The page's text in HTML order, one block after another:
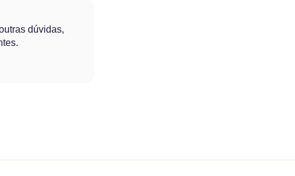
dúvidas,